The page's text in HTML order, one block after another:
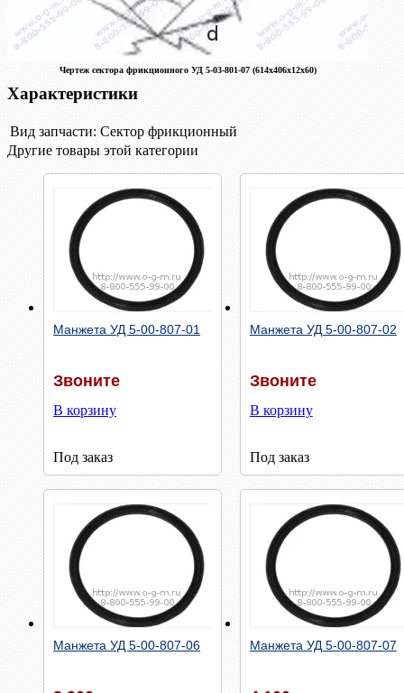
Чертеж сектора фрикционного УД 5-03-801-07 (614х406х12х60)
Характеристики
Вид запчасти: Сектор фрикционный
Другие товары этой категории
Быстрый просмотр
Манжета УД 5-00-807-01
Звоните
В корзину
Под заказ
Быстрый просмотр
Манжета УД 5-00-807-02
Звоните
В корзину
Под заказ
Быстрый просмотр
Манжета УД 5-00-807-06 Быстрый просмотр
Манжета УД 5-00-807-07